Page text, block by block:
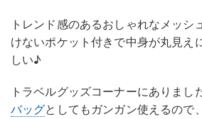
トレンド感のあるおしゃれなメッシ
けないポケット付きで中身が丸見え
しい♪
トラベルグッズコーナーにありまし
バッグとしてもガンガン使えるので